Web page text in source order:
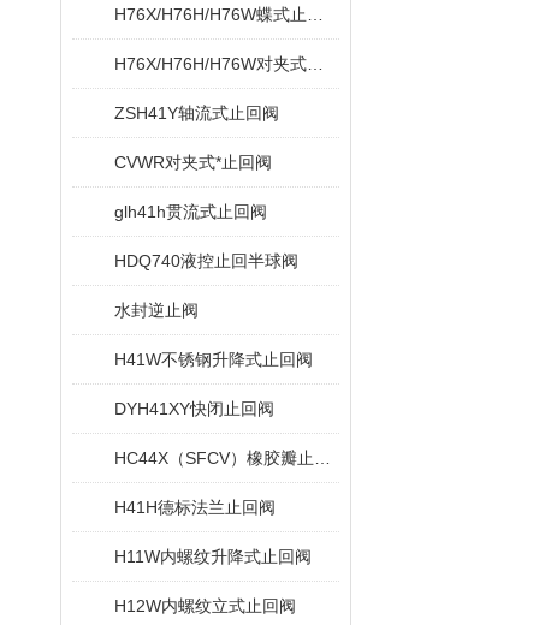
ZSH41Y轴流式止回阀
CVWR对夹式*止回阀
glh41h贯流式止回阀
HDQ740液控止回半球阀
水封逆止阀
H41W不锈钢升降式止回阀
DYH41XY快闭止回阀
H41H德标法兰止回阀
H11W内螺纹升降式止回阀
H12W内螺纹立式止回阀